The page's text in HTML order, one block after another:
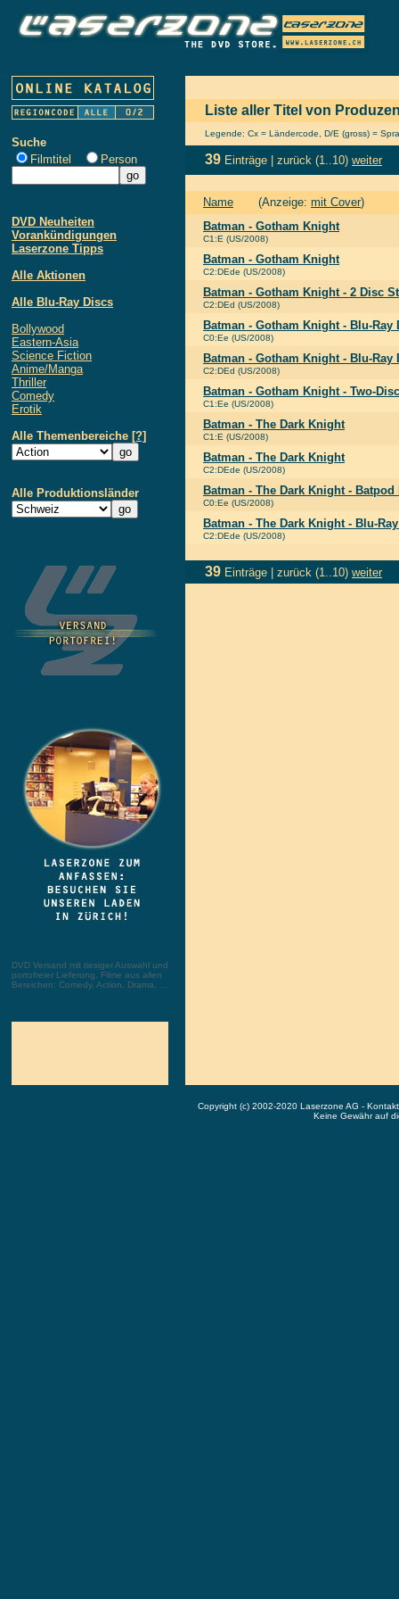
Suche
Filmtitel
Person
DVD Neuheiten
Vorankündigungen
Laserzone Tipps
Alle Aktionen
Alle Blu-Ray Discs
Bollywood
Eastern-Asia
Science Fiction
Anime/Manga
Thriller
Comedy
Erotik
Alle Themenbereiche [?]
Alle Produktionsländer
DVD Versand mit riesiger Auswahl und
portofreier Lieferung. Filme aus allen
Bereichen: Comedy, Action, Drama, ...
Liste aller Titel von
Legende: Cx = Ländercode, D/E (gross) =
39 Einträge | zurück (1..10) weiter
Name (Anzeige: mit Cover)
Batman - Gotham Knight
C1:E (US/2008)
Batman - Gotham Knight
C2:DEde (US/2008)
Batman - Gotham Knight - 2 Disc
C2:DEd (US/2008)
Batman - Gotham Knight - Blu-Ray
C0:Ee (US/2008)
Batman - Gotham Knight - Blu-Ray
C2:DEd (US/2008)
Batman - Gotham Knight - Two-
C1:Ee (US/2008)
Batman - The Dark Knight
C1:E (US/2008)
Batman - The Dark Knight
C2:DEde (US/2008)
Batman - The Dark Knight -
C0:Ee (US/2008)
Batman - The Dark Knight - Blu-
C2:DEde (US/2008)
39 Einträge | zurück (1..10) weiter
Copyright (c) 2002-2020 Laserzone AG -
Keine Gewähr auf